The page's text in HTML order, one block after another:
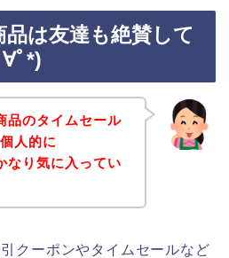
品は友達も絶賛して
ﾟ*)
品のタイムセール
人的に
なり気に入ってい
クーポンやタイムセールなど